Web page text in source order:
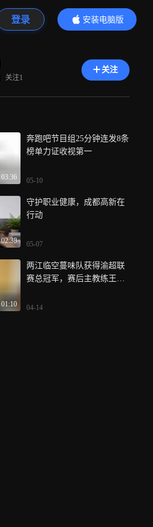
登录
安装电脑版
内容更精彩
关注1
关注
03:36
奔跑吧节目组25分钟连发8条
榜单力证收视第一
05-10
02:38
守护职业健康，成都高新在
行动
05-07
01:10
两江临空蔓味队获得渝超联
赛总冠军，赛后主教练王祥
示感谢
04-14